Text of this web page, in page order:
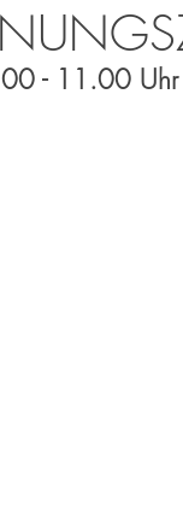
- 11.00 Uhr